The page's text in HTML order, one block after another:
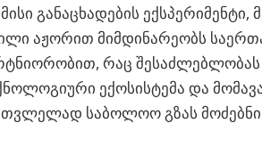
განაცხადების ექსპერიმენტი,
აჟორით მიმდინარეობს
რაც
ექოსისტემა და
საბოლოო გზას